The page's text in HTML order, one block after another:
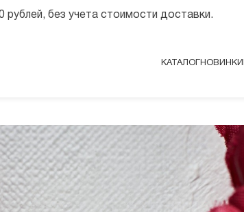
КАТАЛОГ НОВИНКИ
без учета стоимости доставки.